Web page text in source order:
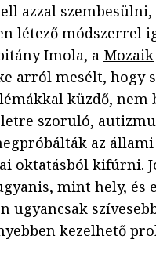
azzal szembesülni,
létező módszerrel
Imola, a Mozaik
arról mesélt, hogy
küzdő, nem
szoruló,
az állami
oktatásból kifúrni.
mint hely, és
ugyancsak
kezelhető